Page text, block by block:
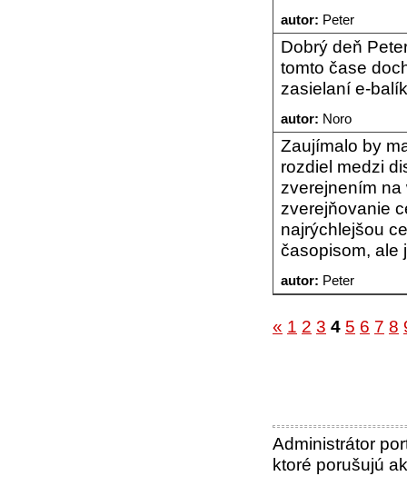
autor: Peter
Dobrý deň
tomto čase
zasielaní e-
autor: Noro
Zaujímalo by
rozdiel medzi
zverejnením na
zverejňovanie
najrýchlejšou
časopisom, ale
autor: Peter
« 1 2 3 4 5 6 7 8
Administrátor
ktoré porušujú